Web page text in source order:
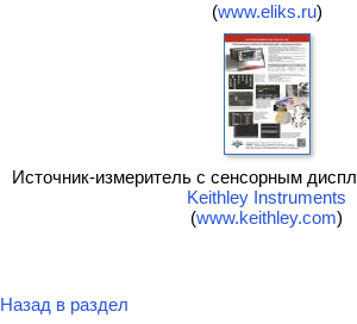
(www.eliks.ru)
Источник-измеритель с сенсорным
Keithley Instruments
(www.keithley.com)
Назад в раздел